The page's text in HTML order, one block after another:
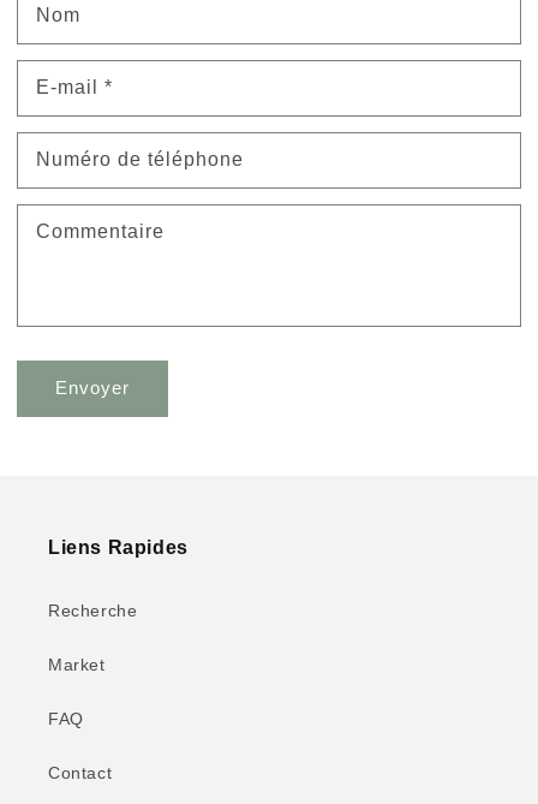
Nom
E-mail *
Numéro de téléphone
Commentaire
Envoyer
Liens Rapides
Recherche
Market
FAQ
Contact